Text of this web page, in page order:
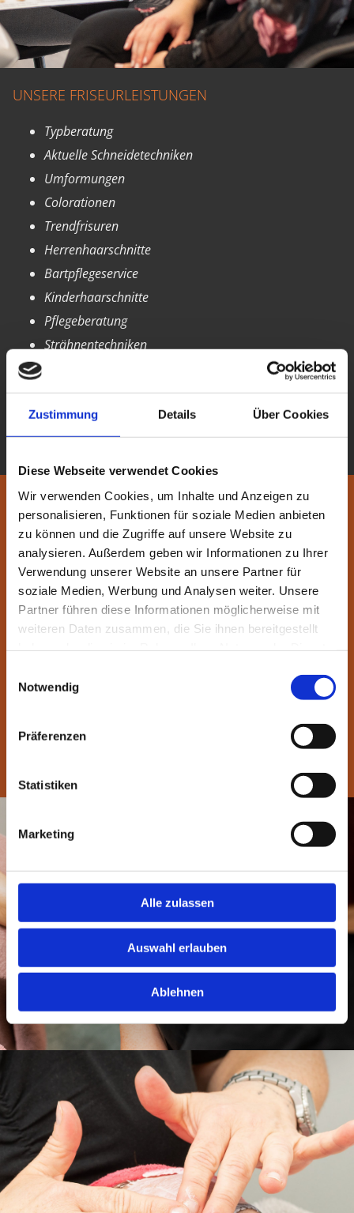
Zustimmung Details Über Cookies
Diese Webseite verwendet Cookies
Wir verwenden Cookies, um Inhalte und Anzeigen zu
personalisieren, Funktionen für soziale Medien anbieten
zu können und die Zugriffe auf unsere Website zu
analysieren. Außerdem geben wir Informationen zu Ihrer
Verwendung unserer Website an unsere Partner für
soziale Medien, Werbung und Analysen weiter. Unsere
Partner führen diese Informationen möglicherweise mit
weiteren Daten zusammen, die Sie ihnen bereitgestellt
Notwendig
Präferenzen
Statistiken
Marketing
Alle zulassen
Auswahl erlauben
Ablehnen
UNSERE FRISEURLEISTUNGEN
Typberatung
Aktuelle Schneidetechniken
Umformungen
Colorationen
Trendfrisuren
Herrenhaarschnitte
Bartpflegeservice
Kinderhaarschnitte
Pflegeberatung
Strähnentechniken
Freihandtechniken
Dauerwellen
Lockwellen
Fußpflege
Klassische Fußpflege
Fußbad
Massage
Hühneraugen entfernen